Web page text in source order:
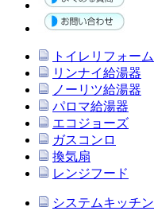
トイレリフォーム
リンナイ給湯器
ノーリツ給湯器
パロマ給湯器
エコジョーズ
ガスコンロ
換気扇
レンジフード
システムキッチン